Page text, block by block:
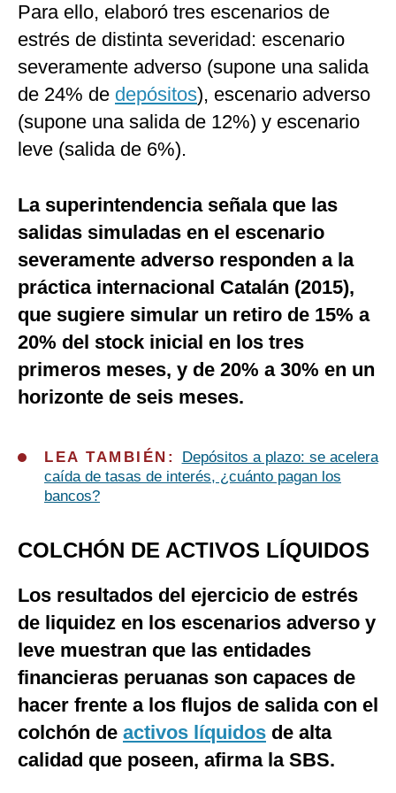
Para ello, elaboró tres escenarios de
estrés de distinta severidad: escenario
severamente adverso (supone una salida
de 24% de depósitos), escenario adverso
(supone una salida de 12%) y escenario
leve (salida de 6%).
La superintendencia señala que las
salidas simuladas en el escenario
severamente adverso responden a la
práctica internacional Catalán (2015),
que sugiere simular un retiro de 15% a
20% del stock inicial en los tres
primeros meses, y de 20% a 30% en un
horizonte de seis meses.
LEA TAMBIÉN:
Depósitos a plazo: se acelera
caída de tasas de interés, ¿cuánto pagan los
bancos?
COLCHÓN DE ACTIVOS LÍQUIDOS
Los resultados del ejercicio de estrés
de liquidez en los escenarios adverso y
leve muestran que las entidades
financieras peruanas son capaces de
hacer frente a los flujos de salida con el
colchón de activos líquidos de alta
calidad que poseen, afirma la SBS.